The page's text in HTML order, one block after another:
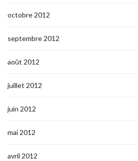
octobre 2012
septembre 2012
août 2012
juillet 2012
juin 2012
mai 2012
avril 2012